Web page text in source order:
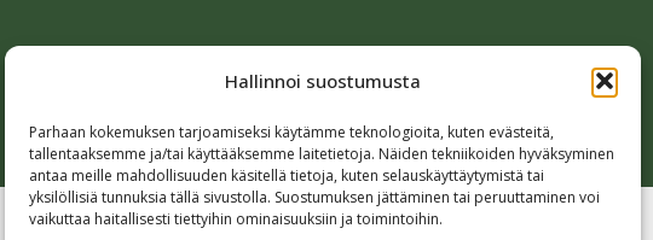
Hallinnoi suostumusta
Parhaan kokemuksen tarjoamiseksi käytämme teknologioita, kuten evästeitä,
tallentaaksemme ja/tai käyttääksemme laitetietoja. Näiden tekniikoiden hyväksyminen
antaa meille mahdollisuuden käsitellä tietoja, kuten selauskäyttäytymistä tai
yksilöllisiä tunnuksia tällä sivustolla. Suostumuksen jättäminen tai peruuttaminen voi
vaikuttaa haitallisesti tiettyihin ominaisuuksiin ja toimintoihin.